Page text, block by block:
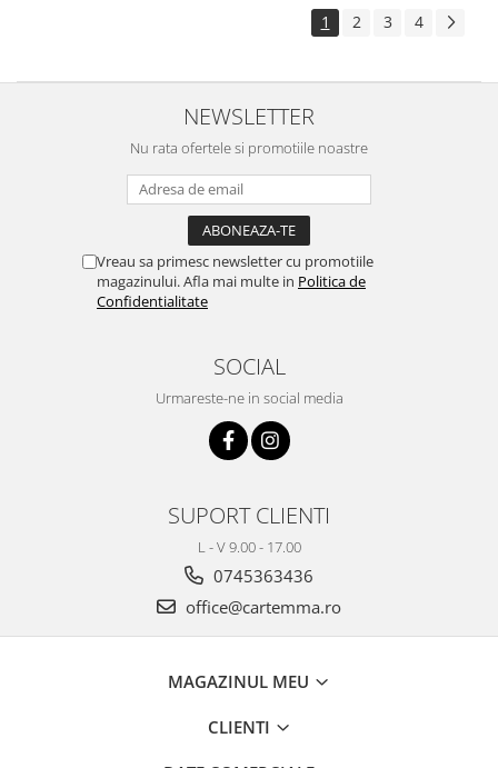
1 2 3 4
NEWSLETTER
Nu rata ofertele si promotiile noastre
Vreau sa primesc newsletter cu promotiile
magazinului. Afla mai multe in Politica de
Confidentialitate
SOCIAL
Urmareste-ne in social media
SUPORT CLIENTI
L - V 9.00 - 17.00
0745363436
office@cartemma.ro
MAGAZINUL MEU
CLIENTI